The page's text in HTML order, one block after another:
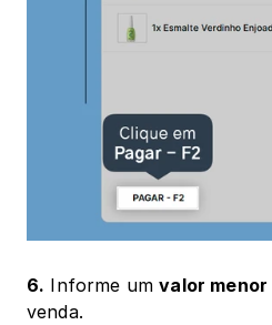
6. Informe um valor menor
venda.